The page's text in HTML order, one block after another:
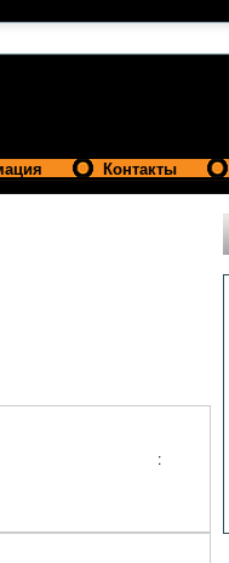
Контакты
: